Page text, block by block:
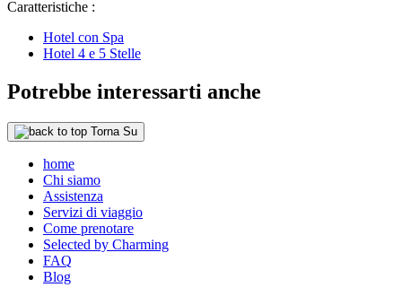
Caratteristiche :
Hotel con Spa
Hotel 4 e 5 Stelle
Potrebbe interessarti anche
Torna Su
home
Chi siamo
Assistenza
Servizi di viaggio
Come prenotare
Selected by Charming
FAQ
Blog